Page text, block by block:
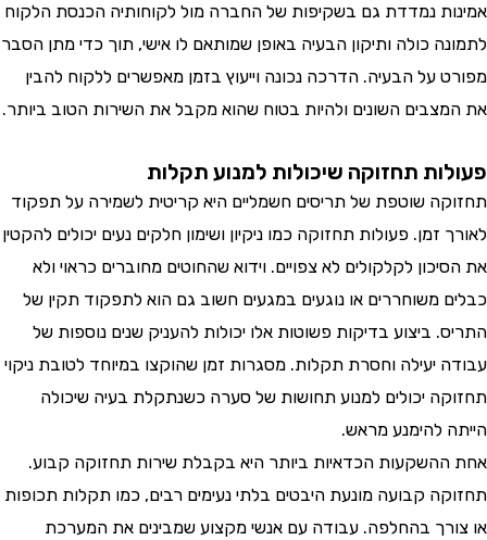
נמדדת גם בשקיפות של החברה מול לקוחותיה הכנסת הלקוח
כולה ותיקון הבעיה באופן שמותאם לו אישי, תוך כדי מתן הסבר
על הבעיה. הדרכה נכונה וייעוץ בזמן מאפשרים ללקוח להבין
השונים ולהיות בטוח שהוא מקבל את השירות הטוב ביותר.
תחזוקה שיכולות למנוע תקלות
שוטפת של תריסים חשמליים היא קריטית לשמירה על תפקוד
זמן. פעולות תחזוקה כמו ניקיון ושימון חלקים נעים יכולים להקטין
לקלקולים לא צפויים. וידוא שהחוטים מחוברים כראוי ולא
משוחררים או נוגעים במגעים חשוב גם הוא לתפקוד תקין של
ביצוע בדיקות פשוטות אלו יכולות להעניק שנים נוספות של
יעילה וחסרת תקלות. מסגרות זמן שהוקצו במיוחד לטובת ניקוי
יכולים למנוע תחושות של סערה כשנתקלת בעיה שיכולה
להימנע מראש.
הכדאיות ביותר היא בקבלת שירות תחזוקה קבוע.
קבועה מונעת היבטים בלתי נעימים רבים, כמו תקלות תכופות
בהחלפה. עבודה עם אנשי מקצוע שמבינים את המערכת